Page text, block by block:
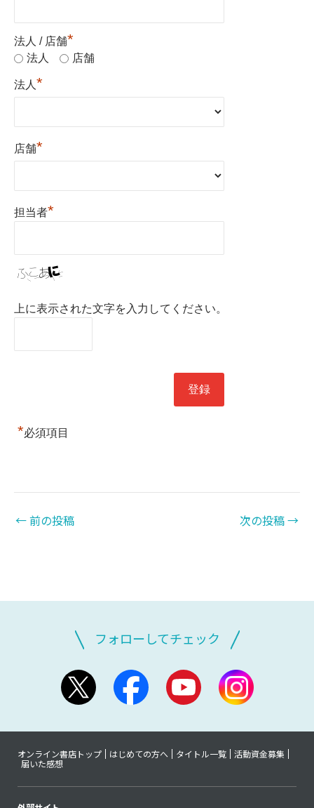
法人 / 店舗*
法人 店舗
法人 *
店舗*
担当者*
上に表示された文字を入力してください。
*必須項目
←前の投稿 次の投稿→
フォローしてチェック
オンライン書店トップ はじめての方へ タイトル一覧
活動資金募集
届いた感想